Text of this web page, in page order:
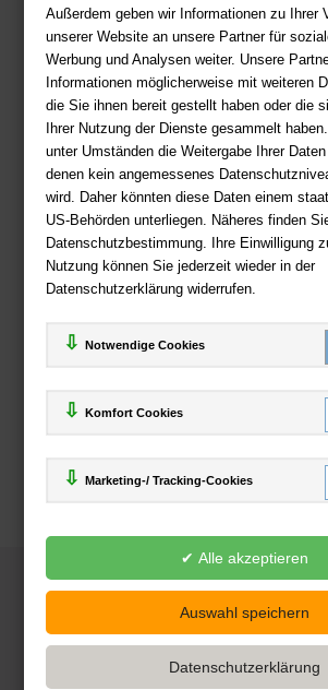
Außerdem geben wir Informationen zu Ihrer
unserer Website an unsere Partner für
Werbung und Analysen weiter. Unsere
Informationen möglicherweise mit weiteren
die Sie ihnen bereit gestellt haben oder die
Ihrer Nutzung der Dienste gesammelt
unter Umständen die Weitergabe Ihrer
denen kein angemessenes
wird. Daher könnten diese Daten einem
US-Behörden unterliegen. Näheres finden
Datenschutzbestimmung. Ihre Einwilligung
Nutzung können Sie jederzeit wieder in der
Datenschutzerklärung widerrufen.
Notwendige Cookies
Komfort Cookies
Marketing-/ Tracking-Cookies
Fragen per E-Mail: service@deutsche-
Telefon: +49 (0)511 - 982 684 41
Ihre Vorteile bei uns
Kostenloser Versand ab 36,- EUR
Sicherer Online Shop und Zahlung mit SSL-
Viele Zahlungsmethoden wie PayPal,
Zahlweisen
Deutsche-Buchhandlung.de
www.deutsche-buchhandlung.de ist ein
Handelsgesellschaft mbH
Powered by Inooga